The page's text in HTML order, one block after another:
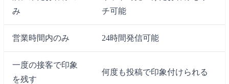
み
チ可能
営業時間内のみ 24時間発信可能
一度の接客で印象
を残す
何度も投稿で印象付けられる